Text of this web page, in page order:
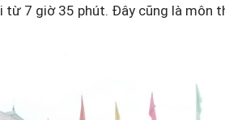
7 giờ 35 phút. Đây cũng là môn